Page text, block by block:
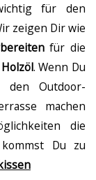
für den
zeigen Dir wie
für die
. Wenn Du
Outdoor-
machen
die
Du zu